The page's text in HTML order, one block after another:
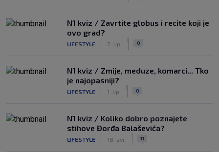
N1 kviz / Zavrtite globus i recite koji je
ovo grad?
LIFESTYLE 2. lip. 0
N1 kviz / Zmije, meduze, komarci... Tko
je najopasniji?
LIFESTYLE 1. lip. 0
N1 kviz / Koliko dobro poznajete
stihove Đorđa Balaševića?
LIFESTYLE 18. svi. 11